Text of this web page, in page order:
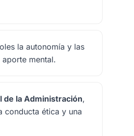
la autonomía y las
mental.
de la Administración,
conducta ética y una